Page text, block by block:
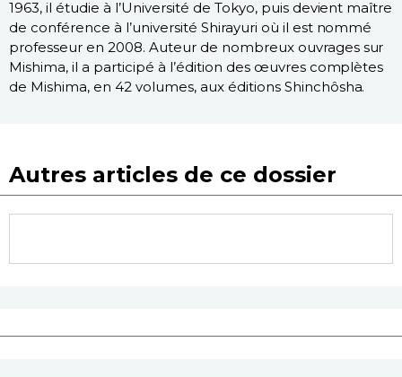
1963, il étudie à l’Université de Tokyo, puis devient maître
de conférence à l’université Shirayuri où il est nommé
professeur en 2008. Auteur de nombreux ouvrages sur
Mishima, il a participé à l’édition des œuvres complètes
de Mishima, en 42 volumes, aux éditions Shinchôsha.
Autres articles de ce dossier